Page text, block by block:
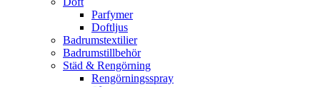
Parfymer
Doftljus
Badrumstextilier
Badrumstillbehör
Städ & Rengörning
Rengörningsspray